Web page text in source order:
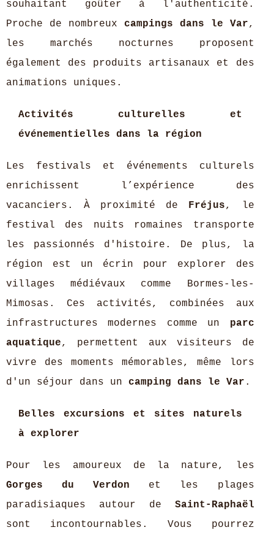
souhaitant goûter à l'authenticité.
Proche de nombreux campings dans le Var,
les marchés nocturnes proposent
également des produits artisanaux et des
animations uniques.
Activités culturelles et
événementielles dans la région
Les festivals et événements culturels
enrichissent l’expérience des
vacanciers. À proximité de Fréjus, le
festival des nuits romaines transporte
les passionnés d'histoire. De plus, la
région est un écrin pour explorer des
villages médiévaux comme Bormes-les-
Mimosas. Ces activités, combinées aux
infrastructures modernes comme un parc
aquatique, permettent aux visiteurs de
vivre des moments mémorables, même lors
d'un séjour dans un camping dans le Var .
Belles excursions et sites naturels
à explorer
Pour les amoureux de la nature, les
Gorges du Verdon et les plages
paradisiaques autour de Saint-Raphaël
sont incontournables. Vous pourrez